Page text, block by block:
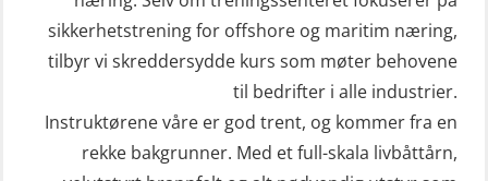
Hjertestarter brukerkurs (OFA107)
Kombi Søk og Redningslag og HLO
repetisjonskurs med e-læring
(ABSBLE010)
Kondisjonstest (OSC151)
(MSE112)
STCW Redningsfarkost oppdatering
sliskebåt (MSE116)
STCW Sikkerhetsopplæring for
sikkerhetstrening for offshore og maritim næring,
tilbyr vi skreddersydde kurs som møter behovene
til bedrifter i alle industrier.
Instruktørene våre er god trent, og kommer fra en
rekke bakgrunner. Med et full-skala livbåttårn,